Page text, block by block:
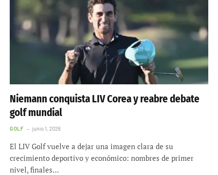
Niemann conquista LIV Corea y reabre debate
golf mundial
GOLF junio 1, 2026
El LIV Golf vuelve a dejar una imagen clara de su
crecimiento deportivo y económico: nombres de primer
nivel, finales…